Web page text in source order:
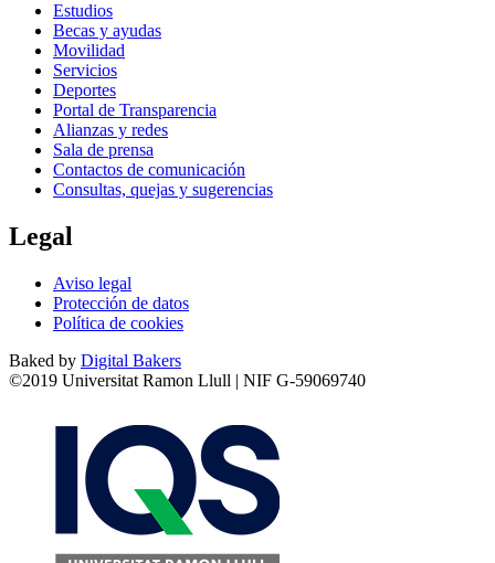
Estudios
Becas y ayudas
Movilidad
Servicios
Deportes
Portal de Transparencia
Alianzas y redes
Sala de prensa
Contactos de comunicación
Consultas, quejas y sugerencias
Legal
Aviso legal
Protección de datos
Política de cookies
Baked by Digital Bakers
©2019 Universitat Ramon Llull | NIF G-59069740